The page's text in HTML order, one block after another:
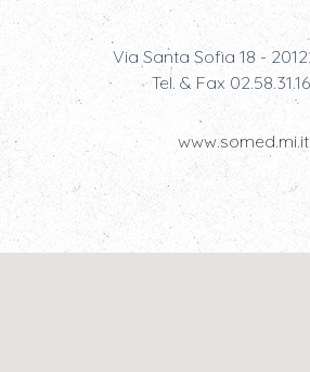
Via Santa Sofia 18 -
Tel. & Fax
www.somed.mi.it